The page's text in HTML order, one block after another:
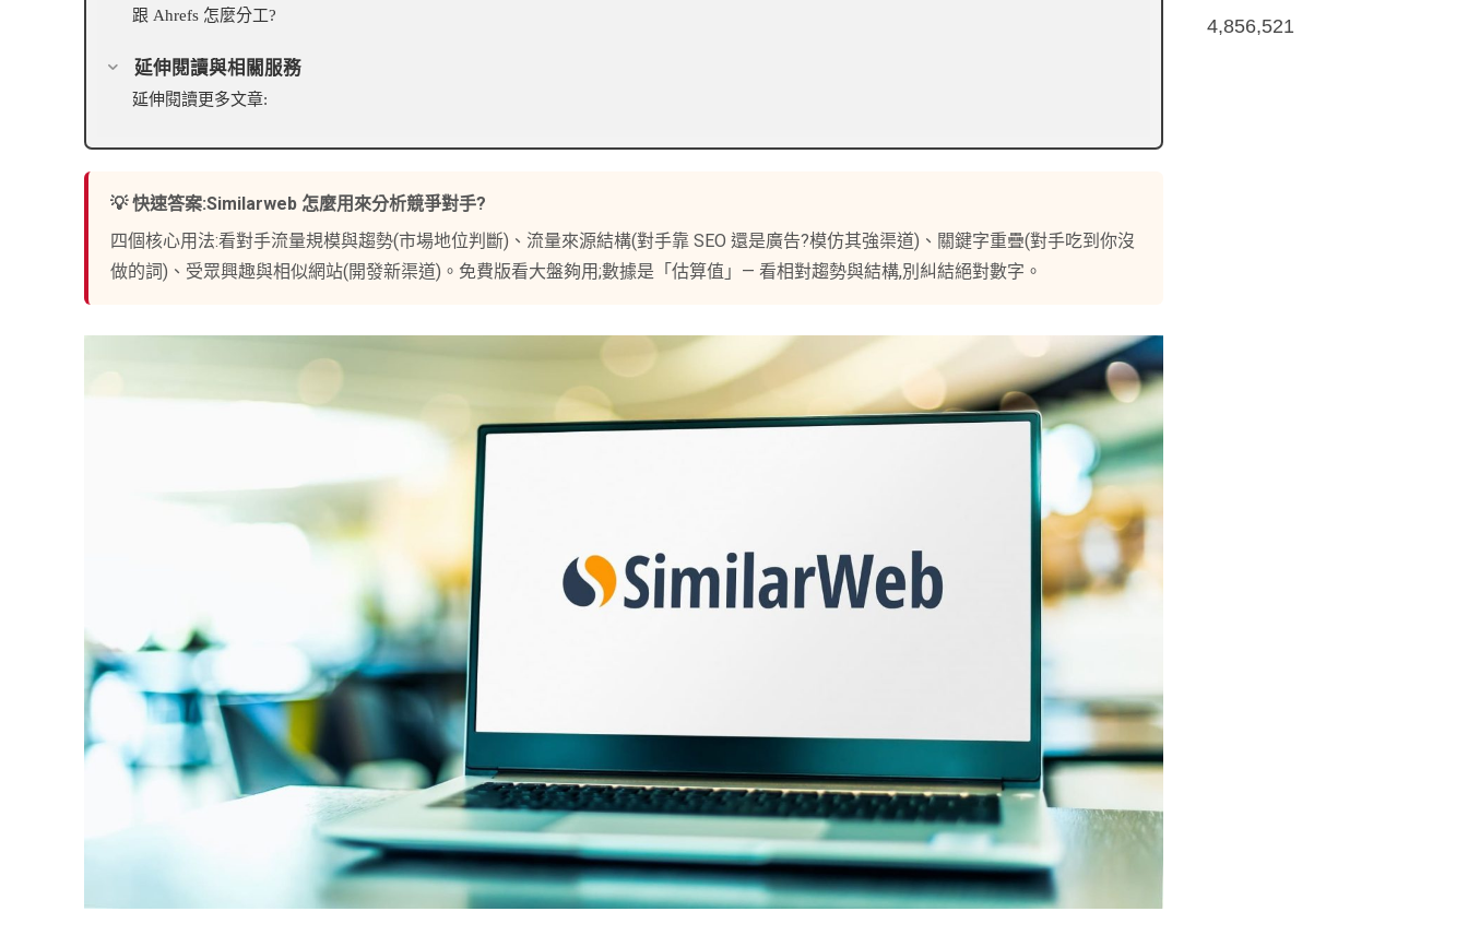
跟 Ahrefs 怎麼分工?
延伸閱讀與相關服務
延伸閱讀更多文章:
💡 快速答案:Similarweb 怎麼用來分析競爭對手?
四個核心用法:看對手流量規模與趨勢(市場地位判斷)、流量來源結構(對手靠 SEO 還是廣告?模仿其強渠道)、關鍵字重疊(對手吃到你沒
做的詞)、受眾興趣與相似網站(開發新渠道)。免費版看大盤夠用;數據是「估算值」— 看相對趨勢與結構,別糾結絕對數字。
4,856,521